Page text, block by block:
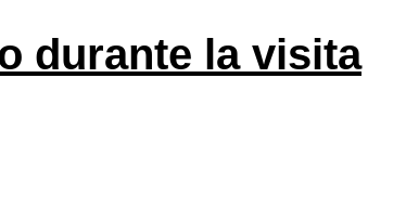
durante la visita